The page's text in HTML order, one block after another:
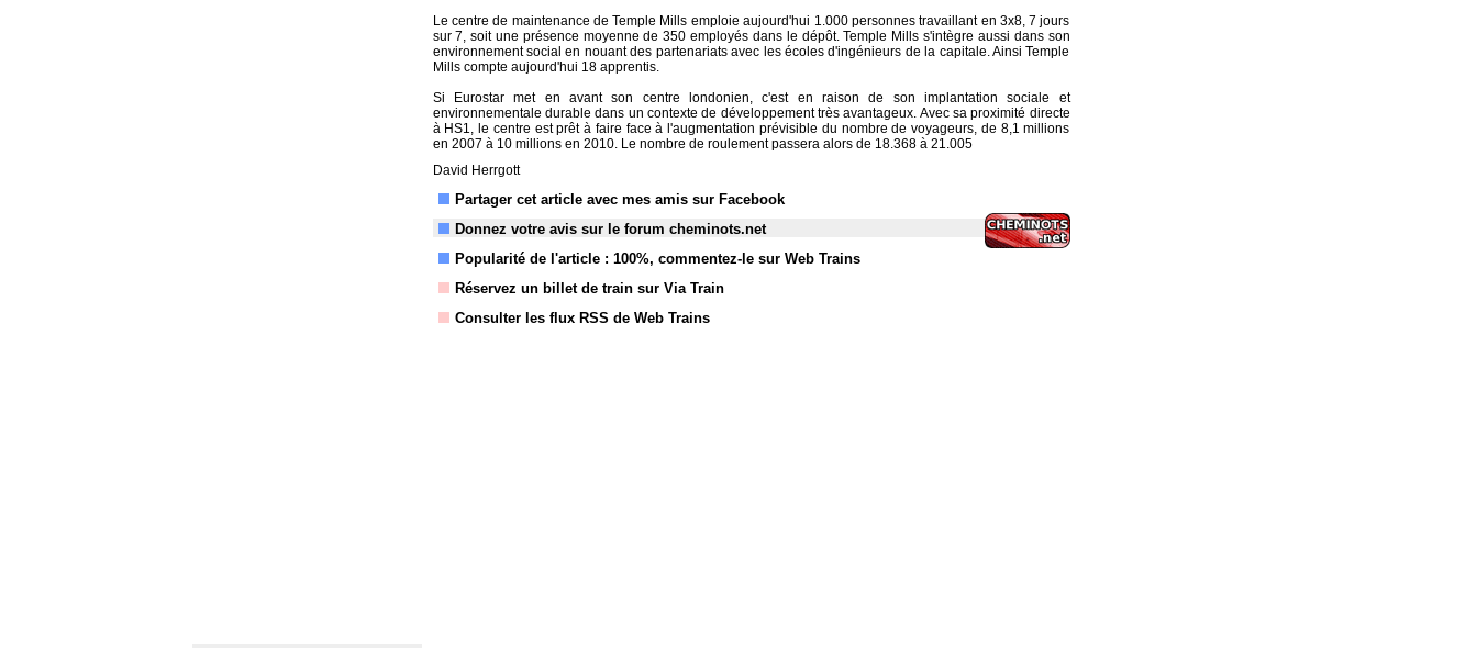
Le centre de maintenance de Temple Mills emploie aujourd'hui 1.000 personnes travaillant en 3x8, 7 jours
sur 7, soit une présence moyenne de 350 employés dans le dépôt. Temple Mills s'intègre aussi dans son
environnement social en nouant des partenariats avec les écoles d'ingénieurs de la capitale. Ainsi Temple
Mills compte aujourd'hui 18 apprentis.
Si Eurostar met en avant son centre londonien, c'est en raison de son implantation sociale et
environnementale durable dans un contexte de développement très avantageux. Avec sa proximité directe
à HS1, le centre est prêt à faire face à l'augmentation prévisible du nombre de voyageurs, de 8,1 millions
en 2007 à 10 millions en 2010. Le nombre de roulement passera alors de 18.368 à 21.005
David Herrgott
Partager cet article avec mes amis sur Facebook
Donnez votre avis sur le forum cheminots.net
Popularité de l'article : 100%, commentez-le sur Web Trains
Réservez un billet de train sur Via Train
Consulter les flux RSS de Web Trains